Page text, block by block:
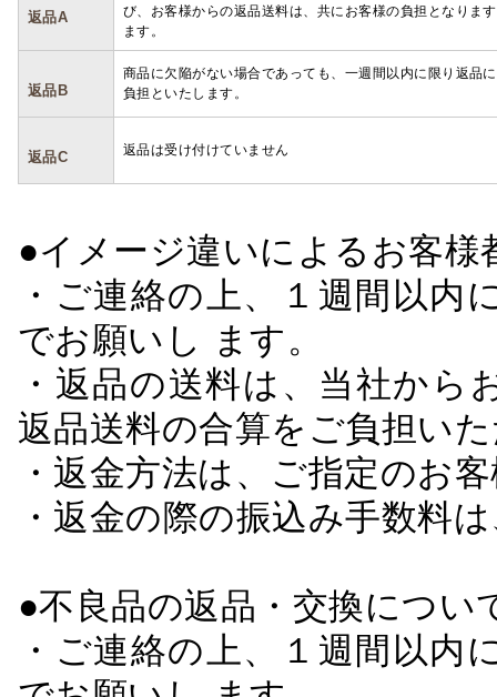
返品A
び、お客様からの返品送料は、共にお客様の負担となりま
ます。
返品B
商品に欠陥がない場合であっても、一週間以内に限り返品
負担といたします。
返品C 返品は受け付けていません
●イメージ違いによるお客
・ご連絡の上、１週間以
でお願いし ます。
・返品の送料は、当社か
返品送料の合算をご負担い
・返金方法は、ご指定のお
・返金の際の振込み手数料
●不良品の返品・交換につい
・ご連絡の上、１週間以